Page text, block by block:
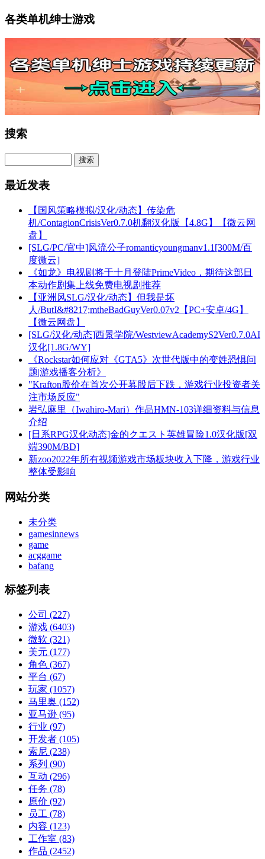
各类单机绅士游戏
搜索
最近发表
【国风策略模拟/汉化/动态】传染危
机/ContagionCrisisVer0.7.0机翻汉化版【4.8G】【微云网
盘】
[SLG/PC/官中]风流公子romanticyoungmanv1.1[300M/百
度微云]
《如龙》电视剧将于十月登陆PrimeVideo，期待这部日
本动作剧集上线免费电视剧推荐
【亚洲风SLG/汉化/动态】但我是坏
人/ButI&#8217;mtheBadGuyVer0.07v2【PC+安卓/4G】
【微云网盘】
[SLG/汉化/动态]西景学院/WestviewAcademyS2Ver0.7.0AI
汉化[1.8G/WY]
《Rockstar如何应对《GTA5》次世代版中的变姓恐惧问
题|游戏播客分析》
"Krafton股价在首次公开募股后下跌，游戏行业投资者关
注市场反应"
岩弘麻里（Iwahiro-Mari）作品HMN-103详细资料与信息
介绍
[日系RPG汉化动态]金的クエスト英雄冒险1.0汉化版[双
端390M/BD]
新zoo2022年所有视频游戏市场板块收入下降，游戏行业
整体受影响
网站分类
未分类
gamesinnews
game
acggame
bafang
标签列表
公司 (227)
游戏 (6403)
微软 (321)
美元 (177)
角色 (367)
平台 (67)
玩家 (1057)
马里奥 (152)
亚马逊 (95)
行业 (97)
开发者 (105)
索尼 (238)
系列 (90)
互动 (296)
任务 (78)
原价 (92)
员工 (78)
内容 (123)
工作室 (83)
作品 (2452)